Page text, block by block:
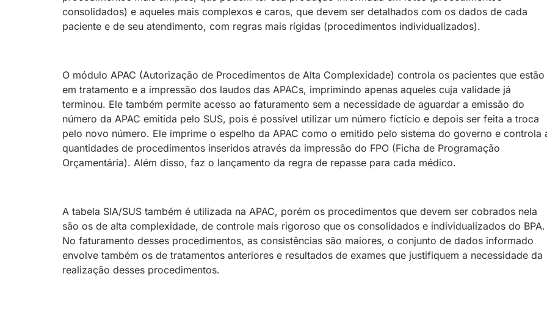
consolidados) e aqueles mais complexos e caros, que devem ser detalhados com os dados de cada
paciente e de seu atendimento, com regras mais rígidas (procedimentos individualizados).
O módulo APAC (Autorização de Procedimentos de Alta Complexidade) controla os pacientes que estão
em tratamento e a impressão dos laudos das APACs, imprimindo apenas aqueles cuja validade já
terminou. Ele também permite acesso ao faturamento sem a necessidade de aguardar a emissão do
número da APAC emitida pelo SUS, pois é possível utilizar um número fictício e depois ser feita a troca
pelo novo número. Ele imprime o espelho da APAC como o emitido pelo sistema do governo e controla
quantidades de procedimentos inseridos através da impressão do FPO (Ficha de Programação
Orçamentária). Além disso, faz o lançamento da regra de repasse para cada médico.
A tabela SIA/SUS também é utilizada na APAC, porém os procedimentos que devem ser cobrados nela
são os de alta complexidade, de controle mais rigoroso que os consolidados e individualizados do BPA.
No faturamento desses procedimentos, as consistências são maiores, o conjunto de dados informado
envolve também os de tratamentos anteriores e resultados de exames que justifiquem a necessidade da
realização desses procedimentos.